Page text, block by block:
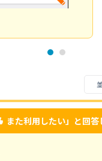
また利用したい」と回答